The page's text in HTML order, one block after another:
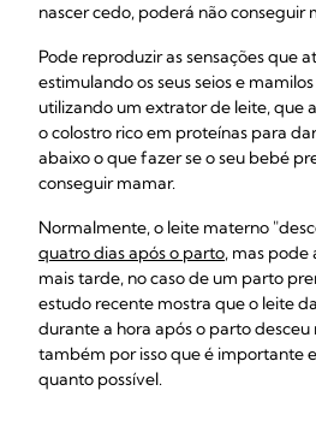
nascer cedo, poderá não conseguir
Pode reproduzir as sensações que
estimulando os seus seios e
utilizando um extrator de leite, que
o colostro rico em proteínas para
abaixo o que fazer se o seu bebé
conseguir mamar.
Normalmente, o leite materno
quatro dias após o parto, mas pode
mais tarde, no caso de um parto
estudo recente mostra que o leite
durante a hora após o parto desceu
também por isso que é importante
quanto possível.